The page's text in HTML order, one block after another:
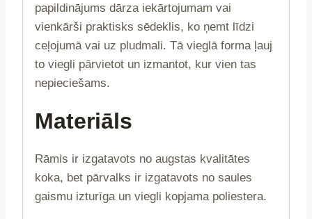
papildinājums dārza iekārtojumam vai
vienkārši praktisks sēdeklis, ko ņemt līdzi
ceļojumā vai uz pludmali. Tā vieglā forma ļauj
to viegli pārvietot un izmantot, kur vien tas
nepieciešams.
Materiāls
Rāmis ir izgatavots no augstas kvalitātes
koka, bet pārvalks ir izgatavots no saules
gaismu izturīga un viegli kopjama poliestera.